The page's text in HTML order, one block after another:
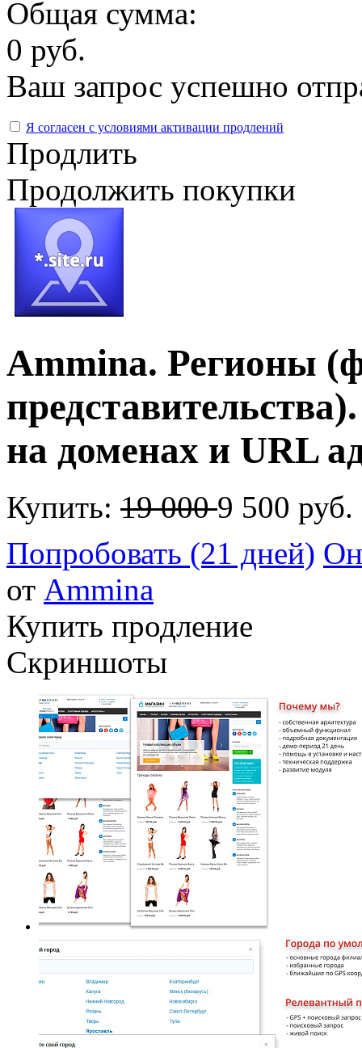
Общая сумма:
0 руб.
Ваш запрос успешно
Я согласен с условиями активации продлений
Продлить
Продолжить покупки
Ammina. Регионы
на доменах и URL
Купить: 19 0009 500 руб.
Попробовать (21 дней)
от Ammina
Купить продление
Скриншоты